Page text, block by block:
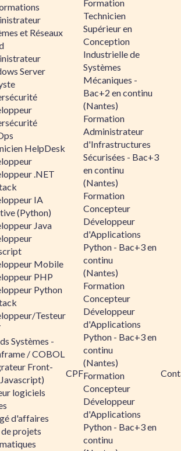
et Réseaux
Server
HelpDesk
.NET
IA
(Python)
Java
Mobile
PHP
Python
Testeur
Systèmes -
/ COBOL
Front-
logiciels
d'affaires
projets
CPF
Formation
Technicien
Supérieur en
Conception
Industrielle de
Systèmes
Mécaniques -
Bac+2 en continu
(Nantes)
Formation
Administrateur
d'Infrastructures
Sécurisées - Bac+3
en continu
(Nantes)
Formation
Concepteur
Développeur
d'Applications
Python - Bac+3 en
continu
(Nantes)
Formation
Concepteur
Développeur
d'Applications
Python - Bac+3 en
continu
(Nantes)
Formation
Concepteur
Développeur
d'Applications
Python - Bac+3 en
continu